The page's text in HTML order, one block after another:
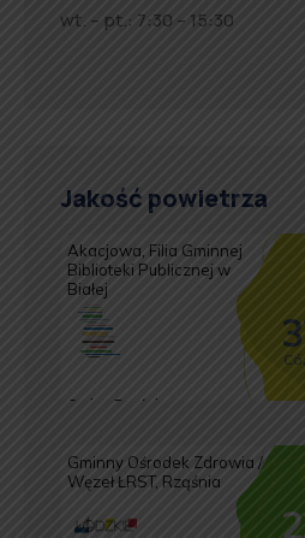
wt. – pt.: 7:30 – 15:30
Jakość powietrza